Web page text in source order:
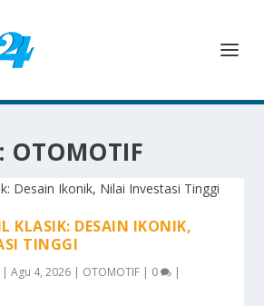
OTOMOTIF
KLASIK: DESAIN IKONIK,
TINGGI
|Agu 4, 2026 | OTOMOTIF | 0 |